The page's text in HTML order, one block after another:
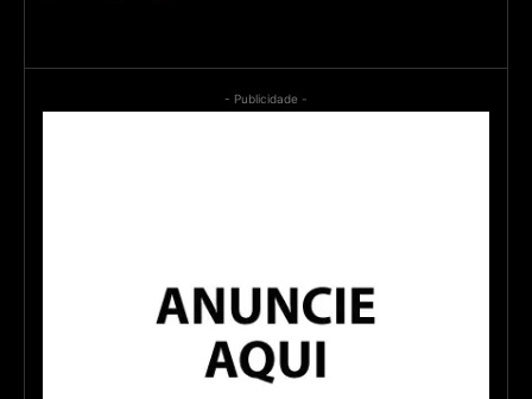
- Publicidade -